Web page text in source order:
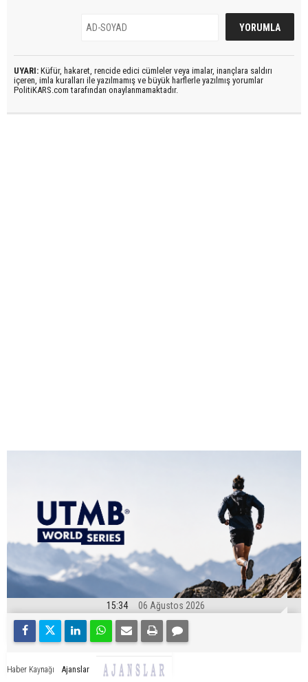
UYARI: Küfür, hakaret, rencide edici cümleler veya imalar, inançlara saldırı
içeren, imla kuralları ile yazılmamış ve büyük harflerle yazılmış yorumlar
PolitiKARS.com tarafından onaylanmamaktadır.
15:34 06 Ağustos 2026
Haber Kaynağı Ajanslar